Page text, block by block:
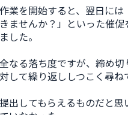
業を開始すると、翌日には
ませんか？」といった催促
した。
なる落ち度ですが、締め切
して繰り返ししつこく尋ね
出してもらえるものだと思